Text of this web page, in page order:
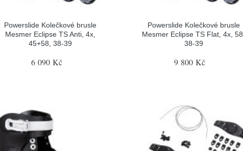
Powerslide Kolečkové brusle
Mesmer Eclipse TS Anti, 4x,
45+58, 38-39
6 090 Kč
Powerslide Kolečkové brusle
Mesmer Eclipse TS Flat, 4x, 58,
38-39
9 800 Kč